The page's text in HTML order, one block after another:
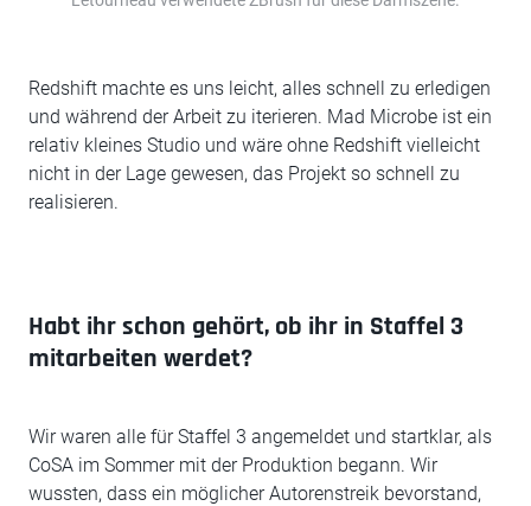
Redshift machte es uns leicht, alles schnell zu erledigen
und während der Arbeit zu iterieren. Mad Microbe ist ein
relativ kleines Studio und wäre ohne Redshift vielleicht
nicht in der Lage gewesen, das Projekt so schnell zu
realisieren.
Habt ihr schon gehört, ob ihr in Staffel 3
mitarbeiten werdet?
Wir waren alle für Staffel 3 angemeldet und startklar, als
CoSA im Sommer mit der Produktion begann. Wir
wussten, dass ein möglicher Autorenstreik bevorstand,